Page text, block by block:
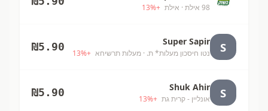
98 אילת · אילת +
13%
S
Super Sapir
נטו חיסכון מעלות* ת. · מעלות תרשיחא +
13%
₪5.90
S
Shuk Ahir
אונליין - קרית גת +
13%
₪5.90